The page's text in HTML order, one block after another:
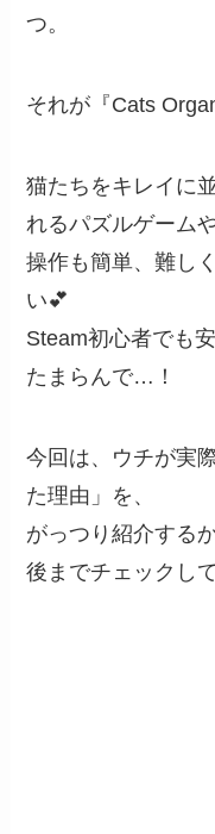
つ。
それが『Cats
猫たちをキレイに
れるパズルゲーム
操作も簡単、難し
い💕
Steam初心者でも
たまらんで…！
今回は、ウチが実
た理由」を、
がっつり紹介する
後までチェックし